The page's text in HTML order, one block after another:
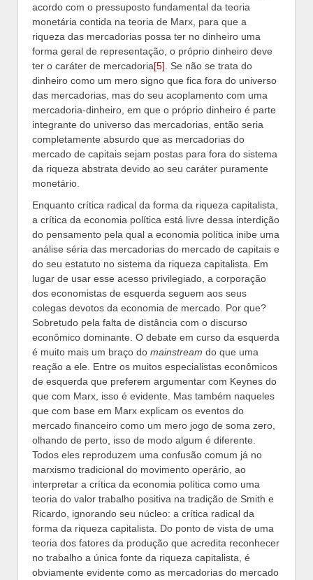
acordo com o pressuposto fundamental da teoria
monetária contida na teoria de Marx, para que a
riqueza das mercadorias possa ter no dinheiro uma
forma geral de representação, o próprio dinheiro deve
ter o caráter de mercadoria[5] . Se não se trata do
dinheiro como um mero signo que fica fora do universo
das mercadorias, mas do seu acoplamento com uma
mercadoria-dinheiro, em que o próprio dinheiro é parte
integrante do universo das mercadorias, então seria
completamente absurdo que as mercadorias do
mercado de capitais sejam postas para fora do sistema
da riqueza abstrata devido ao seu caráter puramente
monetário.
Enquanto crítica radical da forma da riqueza capitalista,
a crítica da economia política está livre dessa interdição
do pensamento pela qual a economia política inibe uma
análise séria das mercadorias do mercado de capitais e
do seu estatuto no sistema da riqueza capitalista. Em
lugar de usar esse acesso privilegiado, a corporação
dos economistas de esquerda seguem aos seus
colegas devotos da economia de mercado. Por que?
Sobretudo pela falta de distância com o discurso
econômico dominante. O debate em curso da esquerda
é muito mais um braço do mainstream do que uma
reação a ele. Entre os muitos especialistas econômicos
de esquerda que preferem argumentar com Keynes do
que com Marx, isso é evidente. Mas também naqueles
que com base em Marx explicam os eventos do
mercado financeiro como um mero jogo de soma zero,
olhando de perto, isso de modo algum é diferente.
Todos eles reproduzem uma confusão comum já no
marxismo tradicional do movimento operário, ao
interpretar a crítica da economia política como uma
teoria do valor trabalho positiva na tradição de Smith e
Ricardo, ignorando seu núcleo: a crítica radical da
forma da riqueza capitalista. Do ponto de vista de uma
teoria dos fatores da produção que acredita reconhecer
no trabalho a única fonte da riqueza capitalista, é
obviamente evidente como as mercadorias do mercado